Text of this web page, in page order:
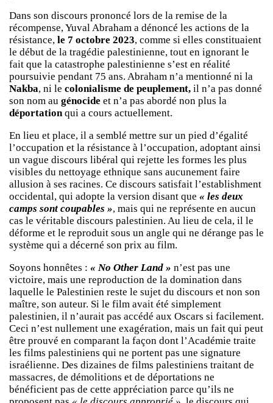
Dans son discours prononcé lors de la remise de la
récompense, Yuval Abraham a dénoncé les actions de la
résistance, le 7 octobre 2023, comme si elles constituaient
le début de la tragédie palestinienne, tout en ignorant le
fait que la catastrophe palestinienne s’est en réalité
poursuivie pendant 75 ans. Abraham n’a mentionné ni la
Nakba, ni le colonialisme de peuplement, il n’a pas donné
son nom au génocide et n’a pas abordé non plus la
déportationqui a cours actuellement.
En lieu et place, il a semblé mettre sur un pied d’égalité
l’occupation et la résistance à l’occupation, adoptant ainsi
un vague discours libéral qui rejette les formes les plus
visibles du nettoyage ethnique sans aucunement faire
allusion à ses racines. Ce discours satisfait l’establishment
occidental, qui adopte la version disant que « les deux
camps sont coupables », mais qui ne représente en aucun
cas le véritable discours palestinien. Au lieu de cela, il le
déforme et le reproduit sous un angle qui ne dérange pas le
système qui a décerné son prix au film.
Soyons honnêtes : « No Other Land » n’est pas une
victoire, mais une reproduction de la domination dans
laquelle le Palestinien reste le sujet du discours et non son
maître, son auteur. Si le film avait été simplement
palestinien, il n’aurait pas accédé aux Oscars si facilement.
Ceci n’est nullement une exagération, mais un fait qui peut
être prouvé en comparant la façon dont l’Académie traite
les films palestiniens qui ne portent pas une signature
israélienne. Des dizaines de films palestiniens traitant de
massacres, de démolitions et de déportations ne
bénéficient pas de cette appréciation parce qu’ils ne